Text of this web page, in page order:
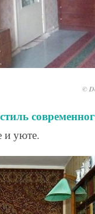
©
стиль
и уюте.